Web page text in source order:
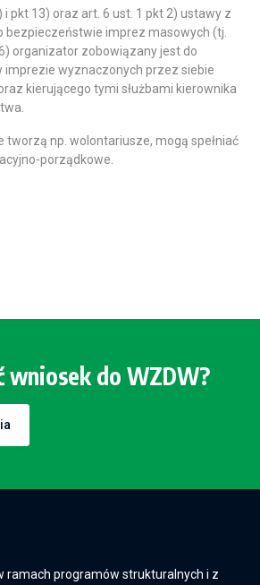
i pkt 13) oraz art. 6 ust. 1 pkt 2) ustawy z
bezpieczeństwie imprez masowych (tj.
organizator zobowiązany jest do
imprezie wyznaczonych przez siebie
kierującego tymi służbami kierownika
tworzą np. wolontariusze, mogą spełniać
porządkowe.
wniosek do WZDW?
ramach programów strukturalnych i z